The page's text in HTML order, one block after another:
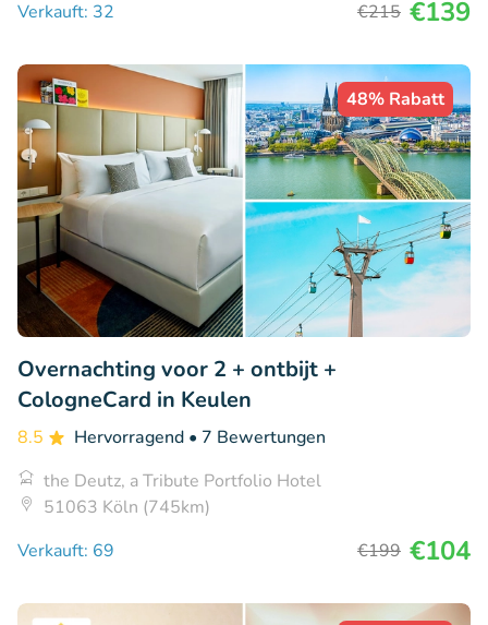
Verkauft: 32 €215 €139
48% Rabatt
Overnachting voor 2 + ontbijt +
CologneCard in Keulen
8.5 Hervorragend • 7 Bewertungen
the Deutz, a Tribute Portfolio Hotel
51063 Köln (745km)
Verkauft: 69
€199 €104